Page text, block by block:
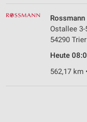
Ostallee 3-
54290 Trier
Heute
562,17 km